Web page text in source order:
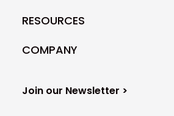
RESOURCES
COMPANY
Join our Newsletter >